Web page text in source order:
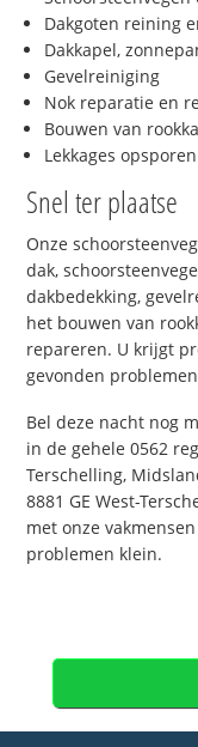
Dakgoten reining
Dakkapel,
Gevelreiniging
Nok reparatie en
Bouwen van
Lekkages
Snel ter plaatse
Onze
dak,
dakbedekking,
het bouwen van
repareren. U krijgt
gevonden
Bel deze nacht nog
in de gehele 0562
Terschelling,
8881 GE West-
met onze
problemen klein.